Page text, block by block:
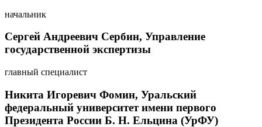
начальник
Сергей Андреевич Сербин, Управление
государственной экспертизы
главный специалист
Никита Игоревич Фомин, Уральский
федеральный университет имени первого
Президента России Б. Н. Ельцина (УрФУ)